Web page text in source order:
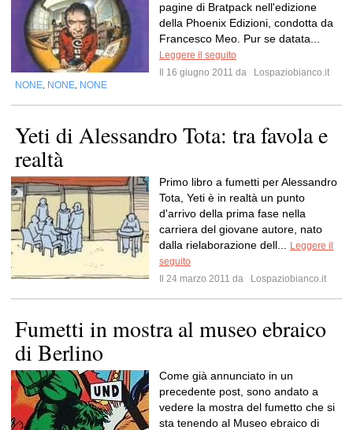
pagine di Bratpack nell'edizione
della Phoenix Edizioni, condotta da
Francesco Meo. Pur se datata...
Leggere il seguito
Il 16 giugno 2011 da
Lospaziobianco.it
NONE NONE NONE
Yeti di Alessandro Tota: tra favola e
realtà
Primo libro a fumetti per Alessandro
Tota, Yeti è in realtà un punto
d'arrivo della prima fase nella
carriera del giovane autore, nato
dalla rielaborazione dell...
Leggere il
seguito
Il 24 marzo 2011 da
Lospaziobianco.it
Fumetti in mostra al museo ebraico
di Berlino
Come già annunciato in un
precedente post, sono andato a
vedere la mostra del fumetto che si
sta tenendo al Museo ebraico di